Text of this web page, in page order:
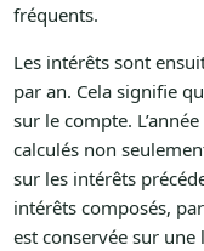
fréquents.
Les intérêts sont
par an. Cela signifie
sur le compte.
calculés non
sur les intérêts
intérêts composés,
est conservée sur une